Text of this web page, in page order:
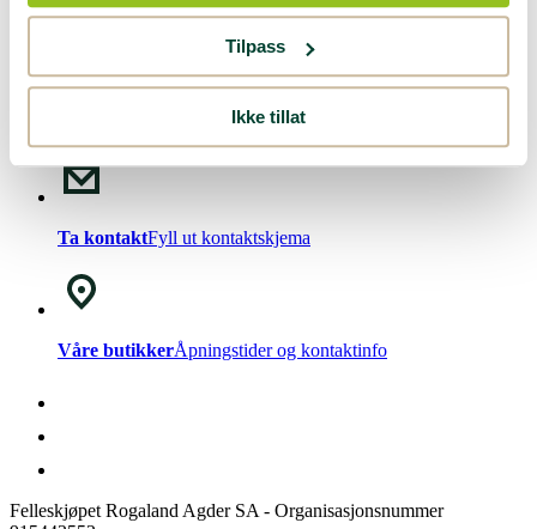
Tilpass
Ikke tillat
Nyhetsbrev!Meld deg på vårtnyhetsbrev.
Mandag - Fredag kl. 08-15
Ta kontaktFyll ut kontaktskjema
Våre butikkerÅpningstider og kontaktinfo
Felleskjøpet Rogaland Agder SA - Organisasjonsnummer